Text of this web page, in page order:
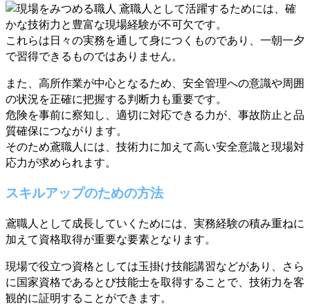
鳶職人として活躍するためには、確
かな技術力と豊富な現場経験が不可欠です。
これらは日々の実務を通して身につくものであり、一朝一夕
で習得できるものではありません。
また、高所作業が中心となるため、安全管理への意識や周囲
の状況を正確に把握する判断力も重要です。
危険を事前に察知し、適切に対応できる力が、事故防止と品
質確保につながります。
そのため鳶職人には、技術力に加えて高い安全意識と現場対
応力が求められます。
スキルアップのための方法
鳶職人として成長していくためには、実務経験の積み重ねに
加えて資格取得が重要な要素となります。
現場で役立つ資格としては玉掛け技能講習などがあり、さら
に国家資格であるとび技能士を取得することで、技術力を客
観的に証明することができます。